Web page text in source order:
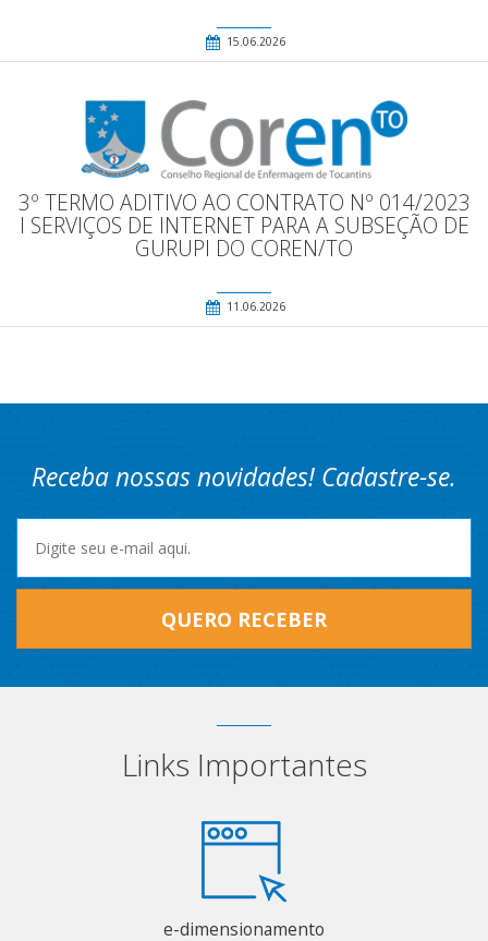
15.06.2026
3º TERMO ADITIVO AO CONTRATO Nº 014/2023
l SERVIÇOS DE INTERNET PARA A SUBSEÇÃO DE
GURUPI DO COREN/TO
11.06.2026
Receba nossas novidades! Cadastre-se.
QUERO RECEBER
Links Importantes
e-dimensionamento